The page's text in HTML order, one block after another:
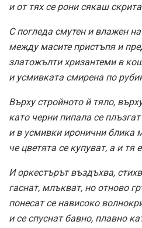
и от тях се рони сякаш
С погледа смутен и влажен
между масите пристъпя и
златожълти хризантеми в
и усмивката смирена по
Върху стройното й тяло,
като черни пипала се
и в усмивки иронични блика
че цветята се купуват, а и тя
И оркестърът въздъхва,
гаснат, млъкват, но отново
понесат се нависоко
и се спуснат бавно, плавно